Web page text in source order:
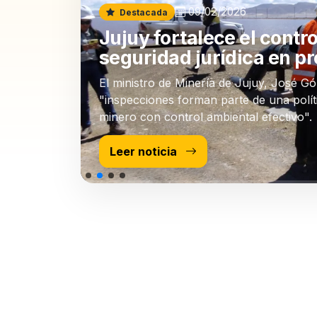
Destacada 09/02/2026
Jujuy fortalece el
seguridad jurídica en
El ministro de Minería de Jujuy, José
"inspecciones forman parte de una
minero con control ambiental efectivo".
Leer noticia